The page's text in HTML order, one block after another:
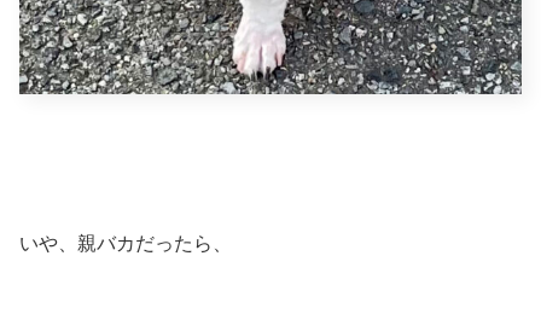
いや、親バカだったら、